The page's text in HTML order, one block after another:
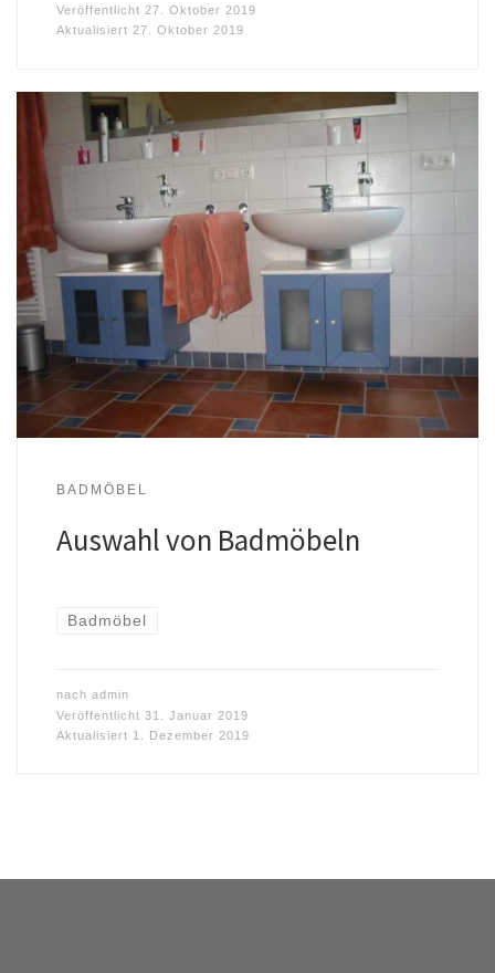
Veröffentlicht 27. Oktober 2019
Aktualisiert 27. Oktober 2019
BADMÖBEL
Auswahl von Badmöbeln
Badmöbel
nach admin
Veröffentlicht 31. Januar 2019
Aktualisiert 1. Dezember 2019